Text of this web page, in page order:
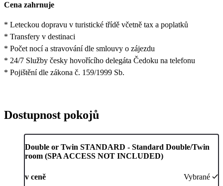
Cena zahrnuje
* Leteckou dopravu v turistické třídě včetně tax a poplatků
* Transfery v destinaci
* Počet nocí a stravování dle smlouvy o zájezdu
* 24/7 Služby česky hovořícího delegáta Čedoku na telefonu
* Pojištění dle zákona č. 159/1999 Sb.
Dostupnost pokojů
Double or Twin STANDARD - Standard Double/Twin
room (SPA ACCESS NOT INCLUDED)
v ceně Vybrané